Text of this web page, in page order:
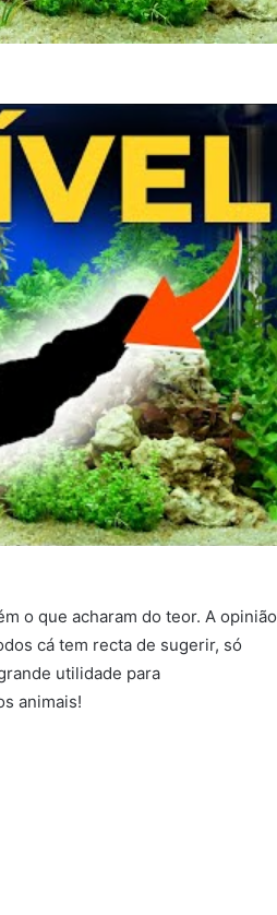
o que acharam do teor. A opinião
cá tem recta de sugerir, só
utilidade para
animais!